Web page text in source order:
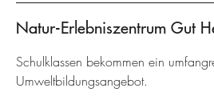
Natur-Erlebniszentrum Gut
Schulklassen bekommen ein
Umweltbildungsangebot.